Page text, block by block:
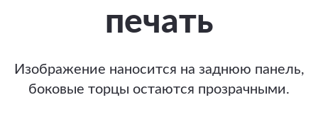
печать
Изображение наносится на заднюю панель,
боковые торцы остаются прозрачными.